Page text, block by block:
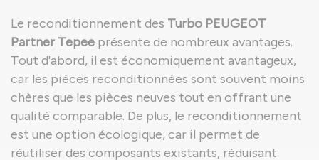
Le reconditionnement des Turbo PEUGEOT
Partner Tepee présente de nombreux avantages.
Tout d'abord, il est économiquement avantageux,
car les pièces reconditionnées sont souvent moins
chères que les pièces neuves tout en offrant une
qualité comparable. De plus, le reconditionnement
est une option écologique, car il permet de
réutiliser des composants existants, réduisant